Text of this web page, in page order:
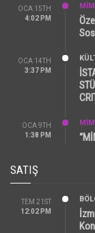
OCA 15TH
4:02 PM
OCA 14TH
3:37 PM
OCA 9TH
1:38 PM
SATIŞ
TEM 21ST
12:02 PM